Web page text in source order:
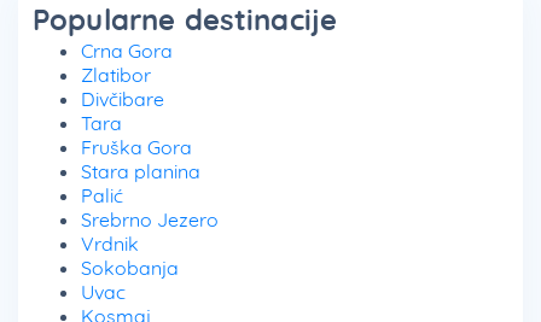
Popularne destinacije
Crna Gora
Zlatibor
Divčibare
Tara
Fruška Gora
Stara planina
Palić
Srebrno Jezero
Vrdnik
Sokobanja
Uvac
Kosmaj